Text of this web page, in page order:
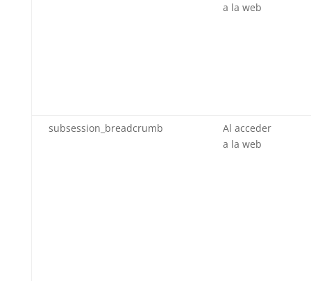
a la web
subsession_breadcrumb
Al acceder
a la web